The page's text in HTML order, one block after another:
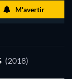
M'avertir
(2018)